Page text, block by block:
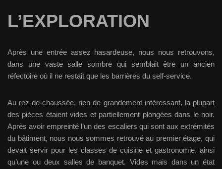
L’EXPLORATION
Après une entrée assez hasardeuse, nous nous retrouvons,
dans une vaste salle sombre qui semblait être un ancien
réfectoire où il ne restait que les barrières du self-service.
Au rez-de-chaussée, rien de grandement intéressant, la plupart
des pièces étaient vides et partiellement plongées dans le noir.
Après avoir empreinté l’un des escaliers qui sont aux extrémités
du bâtiment, nous nous sommes retrouvé au premier étage, qui
devait servir pour les classes de cuisine et gastronomie, ainsi
qu’une ou deux salles de banquet. Vides mais dans un état